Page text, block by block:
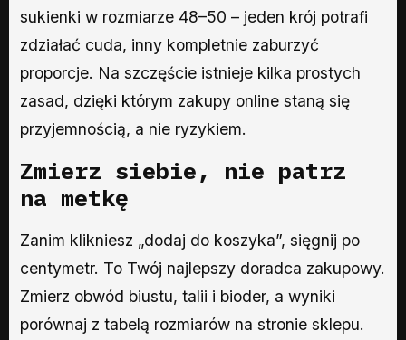
sukienki w rozmiarze 48–50 – jeden krój potrafi
zdziałać cuda, inny kompletnie zaburzyć
proporcje. Na szczęście istnieje kilka prostych
zasad, dzięki którym zakupy online staną się
przyjemnością, a nie ryzykiem.
Zmierz siebie, nie patrz
na metkę
Zanim klikniesz „dodaj do koszyka”, sięgnij po
centymetr. To Twój najlepszy doradca zakupowy.
Zmierz obwód biustu, talii i bioder, a wyniki
porównaj z tabelą rozmiarów na stronie sklepu.